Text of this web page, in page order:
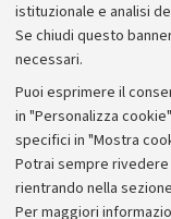
istituzionale e analisi
Se chiudi questo
necessari.
Puoi esprimere il
in "Personalizza
specifici in "Mostra
Potrai sempre
rientrando nella
Per maggiori